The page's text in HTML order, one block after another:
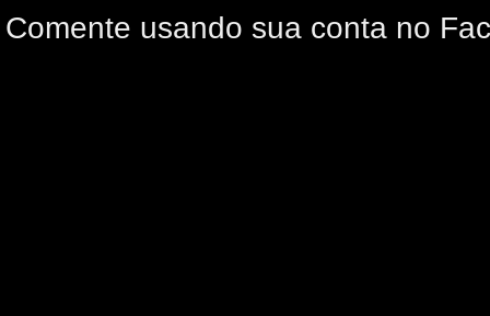
Comente usando sua conta no